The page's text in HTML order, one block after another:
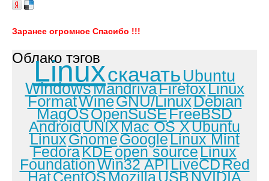
Заранее огромное Спасибо !!!
Облако тэгов
Linuxскачать Ubuntu
WindowsMandrivaFirefoxLinux
FormatWineGNU/LinuxDebian
MagOSOpenSuSEFreeBSD
AndroidUNIXMac OS XUbuntu
LinuxGnomeGoogleLinux Mint
FedoraKDEopen sourceLinux
FoundationWin32 APILiveCDRed
HatCentOSMozillaUSBNVIDIA